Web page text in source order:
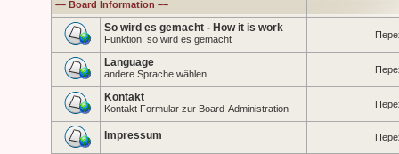
–– Board Information ––
So wird es gemacht - How it is work
Funktion: so wird es gemacht
Language
andere Sprache wählen
Kontakt
Kontakt Formular zur Board-Administration
Impressum